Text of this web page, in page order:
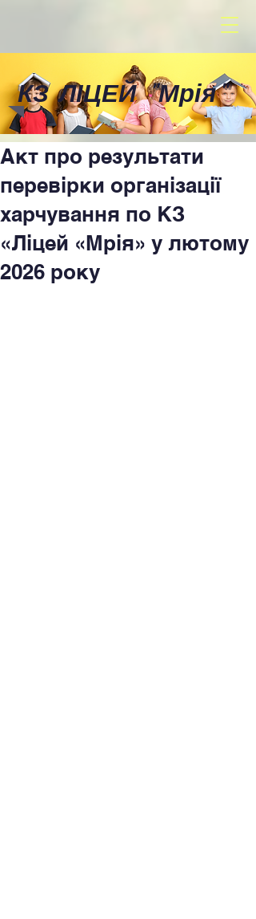
КЗ ЛІЦЕЙ"Мрія"
Акт про результати
перевірки організації
харчування по КЗ
«Ліцей «Мрія» у лютому
2026 року